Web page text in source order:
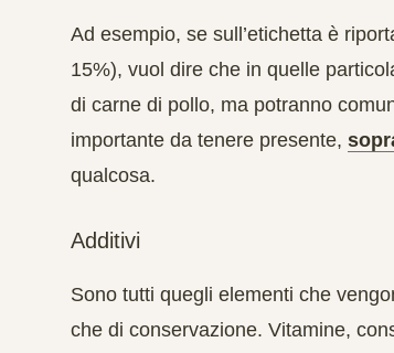
Ad esempio, se sull’etichetta è
15%), vuol dire che in quelle
di carne di pollo, ma potranno
importante da tenere presente,
qualcosa.
Additivi
Sono tutti quegli elementi che
che di conservazione. Vitamine,